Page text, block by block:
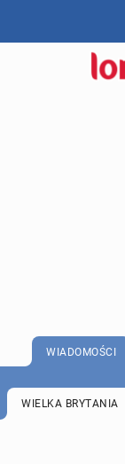
WIADOMOŚCI
WIELKA BRYTANIA